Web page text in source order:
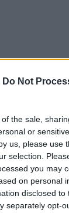
Do Not
the sale,
or
us, please use
selection.
you may
on personal
disclosed
separately opt-